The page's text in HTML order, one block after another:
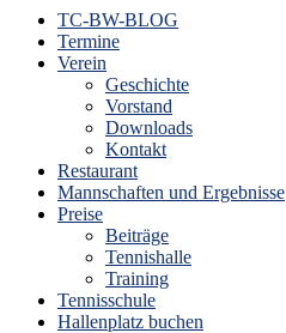
TC-BW-BLOG
Termine
Verein
Geschichte
Vorstand
Downloads
Kontakt
Restaurant
Mannschaften und Ergebnisse
Preise
Beiträge
Tennishalle
Training
Tennisschule
Hallenplatz buchen